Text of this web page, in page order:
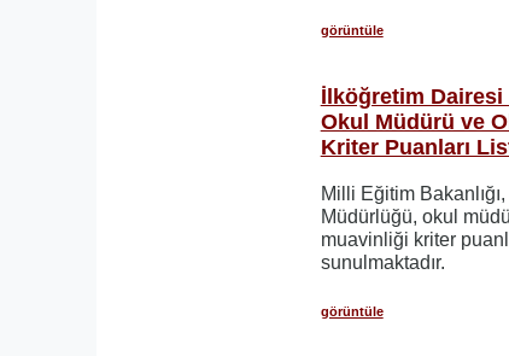
görüntüle
İlköğretim Dairesi
Okul Müdürü ve
Kriter Puanları
Milli Eğitim
Müdürlüğü, okul
muavinliği kriter
sunulmaktadır.
görüntüle